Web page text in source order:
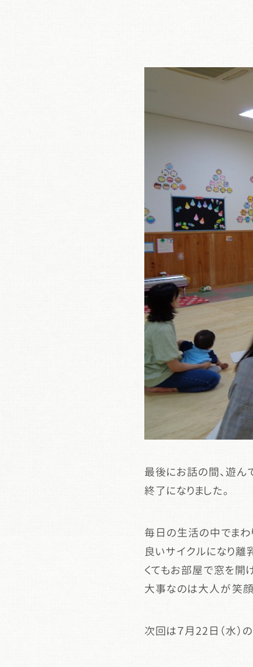
最後にお話の間、遊ん
終了になりました。
毎日の生活の中でま
良いサイクルになり離
くてもお部屋で窓を開
大事なのは大人が笑顔
次回は７月22日（水）